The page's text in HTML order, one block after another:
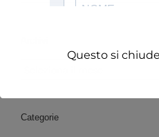
Categorie
Questo si